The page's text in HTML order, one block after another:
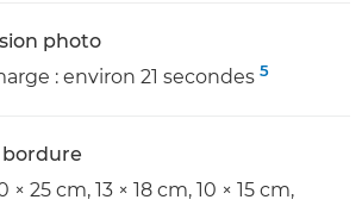
photo
: environ 21 secondes 5
bordure
25 cm, 13 × 18 cm, 10 × 15 cm,